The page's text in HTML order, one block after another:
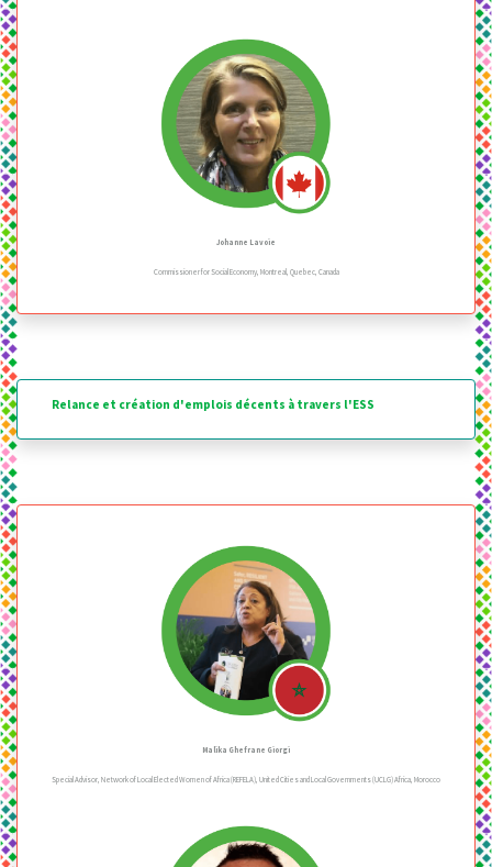
Johanne Lavoie
Commissioner for Social Economy, Montreal, Quebec, Canada
Relance et création d'emplois décents à travers l'ESS
Malika Ghefrane Giorgi
Special Advisor, Network of Local Elected Women of Africa (REFELA), United Cities and Local Governments (UCLG) Africa, Morocco